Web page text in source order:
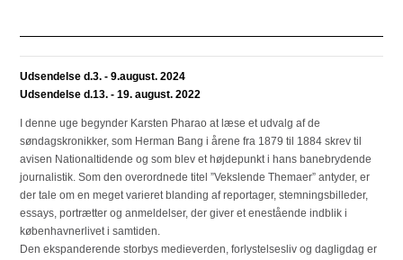
Udsendelse d.3. - 9.august. 2024
Udsendelse d.13. - 19. august. 2022
I denne uge begynder Karsten Pharao at læse et udvalg af de
søndagskronikker, som Herman Bang i årene fra 1879 til 1884 skrev til
avisen Nationaltidende og som blev et højdepunkt i hans banebrydende
journalistik. Som den overordnede titel ”Vekslende Themaer” antyder, er
der tale om en meget varieret blanding af reportager, stemningsbilleder,
essays, portrætter og anmeldelser, der giver et enestående indblik i
københavnerlivet i samtiden.
Den ekspanderende storbys medieverden, forlystelsesliv og dagligdag er